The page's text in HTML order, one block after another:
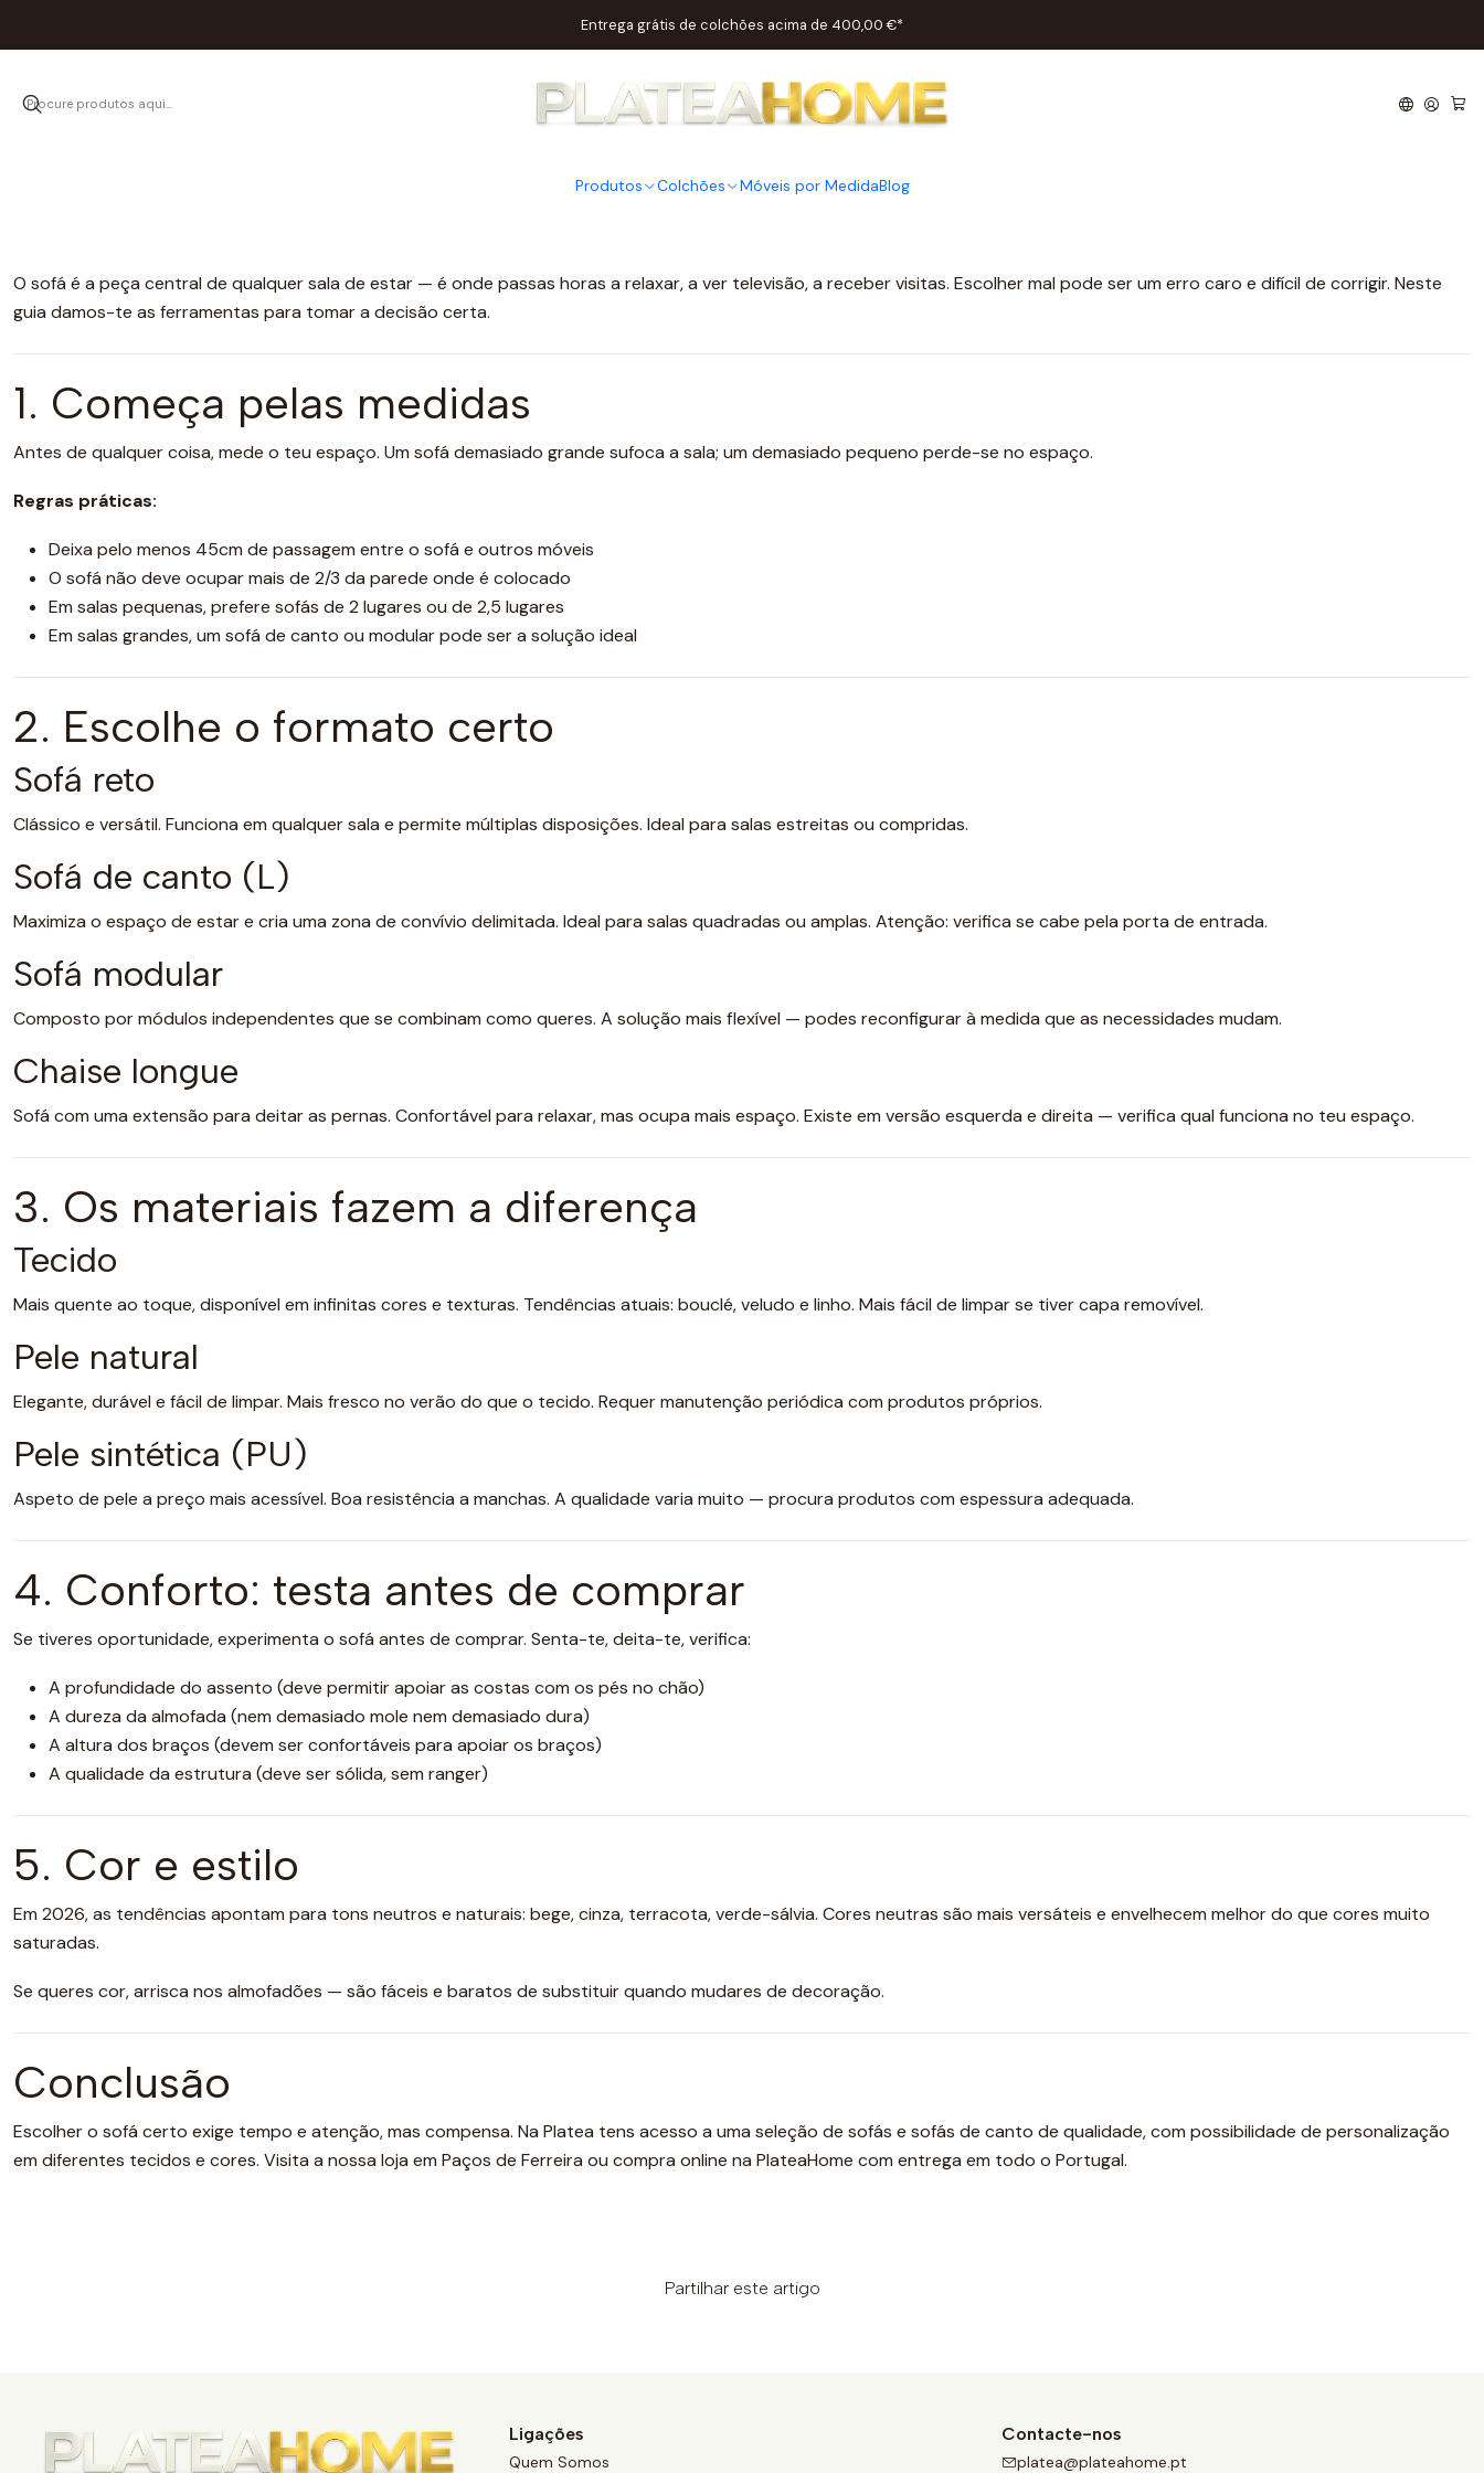
Produtos Colchões Móveis por MedidaBlog
Entrega grátis de colchões acima de 400,00 €*
Como escolher o sofá certo para a tua sala? Guia completo
PUBLICADO EM 26/06/2026
Como escolher o sofá certo para a tua sala? Guia completo
Post
O sofá é a peça central de qualquer sala de estar — é onde passas horas a relaxar, a ver televisão, a receber visitas. Escolher mal pode ser um erro caro e difícil de corrigir. Neste
guia damos-te as ferramentas para tomar a decisão certa.
1. Começa pelas medidas
Antes de qualquer coisa, mede o teu espaço. Um sofá demasiado grande sufoca a sala; um demasiado pequeno perde-se no espaço.
Regras práticas:
Deixa pelo menos 45cm de passagem entre o sofá e outros móveis
O sofá não deve ocupar mais de 2/3 da parede onde é colocado
Em salas pequenas, prefere sofás de 2 lugares ou de 2,5 lugares
Em salas grandes, um sofá de canto ou modular pode ser a solução ideal
2. Escolhe o formato certo
Sofá reto
Clássico e versátil. Funciona em qualquer sala e permite múltiplas disposições. Ideal para salas estreitas ou compridas.
Sofá de canto (L)
Maximiza o espaço de estar e cria uma zona de convívio delimitada. Ideal para salas quadradas ou amplas. Atenção: verifica se cabe pela porta de entrada.
Sofá modular
Composto por módulos independentes que se combinam como queres. A solução mais flexível — podes reconfigurar à medida que as necessidades mudam.
Chaise longue
Sofá com uma extensão para deitar as pernas. Confortável para relaxar, mas ocupa mais espaço. Existe em versão esquerda e direita — verifica qual funciona no teu espaço.
3. Os materiais fazem a diferença
Tecido
Mais quente ao toque, disponível em infinitas cores e texturas. Tendências atuais: bouclé, veludo e linho. Mais fácil de limpar se tiver capa removível.
Pele natural
Elegante, durável e fácil de limpar. Mais fresco no verão do que o tecido. Requer manutenção periódica com produtos próprios.
Pele sintética (PU)
Aspeto de pele a preço mais acessível. Boa resistência a manchas. A qualidade varia muito — procura produtos com espessura adequada.
4. Conforto: testa antes de comprar
Se tiveres oportunidade, experimenta o sofá antes de comprar. Senta-te, deita-te, verifica:
A profundidade do assento (deve permitir apoiar as costas com os pés no chão)
A dureza da almofada (nem demasiado mole nem demasiado dura)
A altura dos braços (devem ser confortáveis para apoiar os braços)
A qualidade da estrutura (deve ser sólida, sem ranger)
5. Cor e estilo
Em 2026, as tendências apontam para tons neutros e naturais: bege, cinza, terracota, verde-sálvia. Cores neutras são mais versáteis e envelhecem melhor do que cores muito
saturadas.
Se queres cor, arrisca nos almofadões — são fáceis e baratos de substituir quando mudares de decoração.
Conclusão
Escolher o sofá certo exige tempo e atenção, mas compensa. Na Platea tens acesso a uma seleção de sofás e sofás de canto de qualidade, com possibilidade de personalização
em diferentes tecidos e cores. Visita a nossa loja em Paços de Ferreira ou compra online na PlateaHome com entrega em todo o Portugal.
Partilhar este artigo
Ligações
Quem Somos
Contacte-nos
platea@plateahome.pt